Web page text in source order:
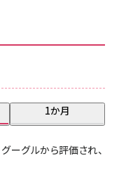
1か月
ーグルから評価され、